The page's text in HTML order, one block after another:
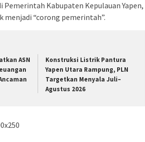
Kabupaten Kepulauan Yapen,
“corong pemerintah”.
ASN
Konstruksi Listrik Pantura
Yapen Utara Rampung, PLN
Targetkan Menyala Juli–
Agustus 2026